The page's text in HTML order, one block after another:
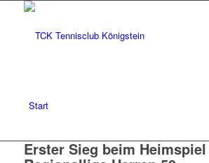
Start
Erster Sieg beim